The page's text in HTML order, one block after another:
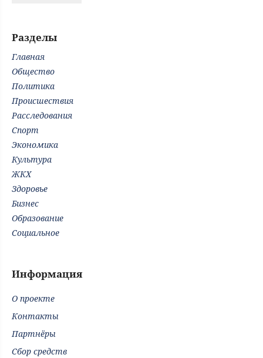
Разделы
Главная
Общество
Политика
Происшествия
Расследования
Спорт
Экономика
Культура
ЖКХ
Здоровье
Бизнес
Образование
Социальное
Информация
О проекте
Контакты
Партнёры
Сбор средств